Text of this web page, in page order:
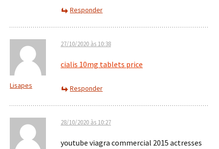
Responder
Lisapes
27/10/2020 às 10:38
cialis 10mg tablets price
Responder
28/10/2020 às 10:27
youtube viagra commercial 2015 actresses